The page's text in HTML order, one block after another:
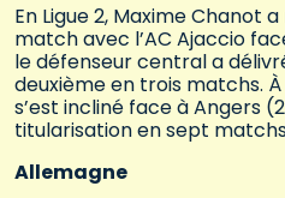
En Ligue 2, Maxime Chanot
match avec l’AC Ajaccio
le défenseur central a
deuxième en trois matchs.
s’est incliné face à Angers
titularisation en sept
Allemagne